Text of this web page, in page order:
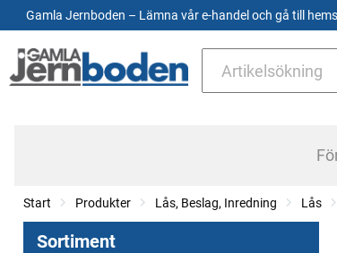
Gamla Jernboden – Lämna vår e-handel och gå till
Start Produkter Lås, Beslag, Inredning Lås
Sortiment